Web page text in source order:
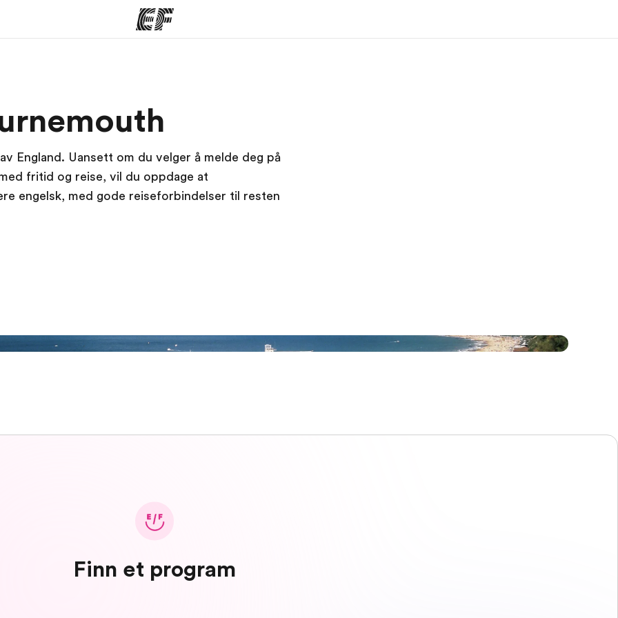
Finn et kontor
England. Uansett om du velger å melde deg på
fritid og reise, vil du oppdage at
engelsk, med gode reiseforbindelser til resten
Finn et program